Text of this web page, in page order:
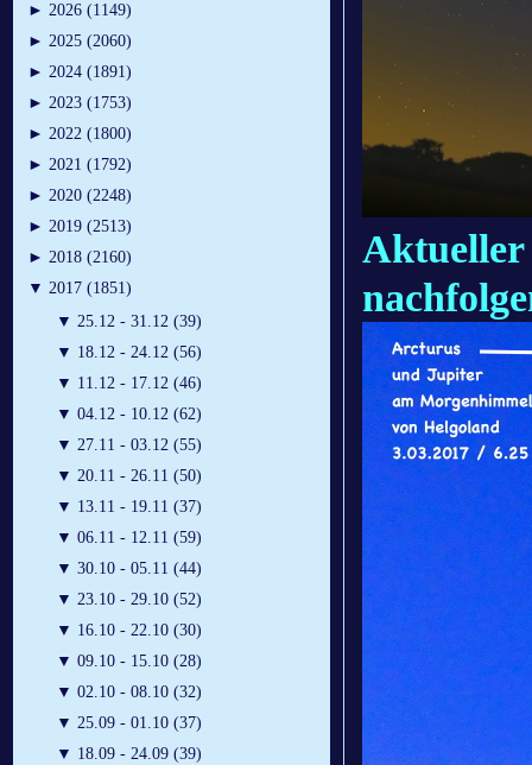
► 2026 (1149)
► 2025 (2060)
► 2024 (1891)
► 2023 (1753)
► 2022 (1800)
► 2021 (1792)
► 2020 (2248)
► 2019 (2513)
► 2018 (2160)
▼ 2017 (1851)
▼ 25.12 - 31.12 (39)
▼ 18.12 - 24.12 (56)
▼ 11.12 - 17.12 (46)
▼ 04.12 - 10.12 (62)
▼ 27.11 - 03.12 (55)
▼ 20.11 - 26.11 (50)
▼ 13.11 - 19.11 (37)
▼ 06.11 - 12.11 (59)
▼ 30.10 - 05.11 (44)
▼ 23.10 - 29.10 (52)
▼ 16.10 - 22.10 (30)
▼ 09.10 - 15.10 (28)
▼ 02.10 - 08.10 (32)
▼ 25.09 - 01.10 (37)
▼ 18.09 - 24.09 (39)